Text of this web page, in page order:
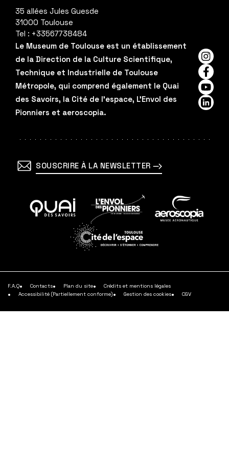
35 allées Jules Guesde
31000 Toulouse
Tel : +33567738484
Le Museum de Toulouse est un établissement
de la Direction de la Culture Scientifique,
Technique et Industrielle de Toulouse
Métropole, qui comprend également le Quai
des Savoirs, la Cité de l'espace, L'Envol des
Pionniers et aeroscopia.
SOUSCRIRE À LA NEWSLETTER
En
savoir
plus
F.A.Q Contacts Plan du site
Crédits et mentions légales
Accessibilité (Partiellement conforme)
Gestion des cookies CGV